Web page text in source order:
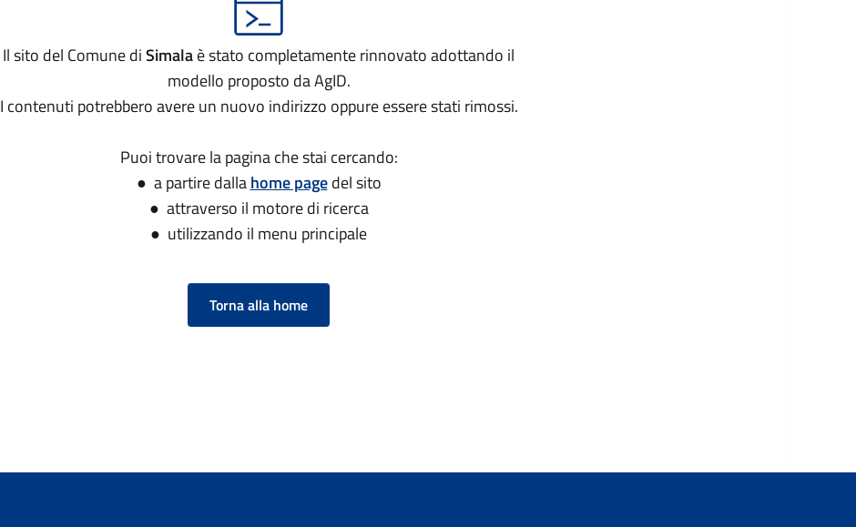
Il sito del Comune diSimalaè stato completamente rinnovato adottando il
modello proposto da AgID.
I contenuti potrebbero avere un nuovo indirizzo oppure essere stati rimossi.
Puoi trovare la pagina che stai cercando:
● a partire dallahome pagedel sito
● attraverso il motore di ricerca
● utilizzando il menu principale
Torna alla home